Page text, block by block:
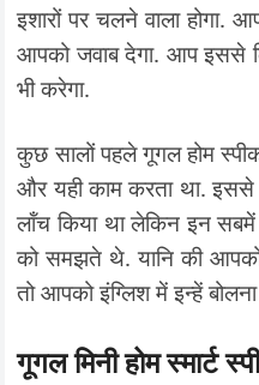
इशारों पर चलने वाला
आपको जवाब देगा. आप इससे
भी करेगा.
कुछ सालों पहले गूगल होम
और यही काम करता था.
लॉंच किया था लेकिन इन
को समझते थे. यानि की
तो आपको इंग्लिश में इन्हें
गूगल मिनी होम स्मार्ट